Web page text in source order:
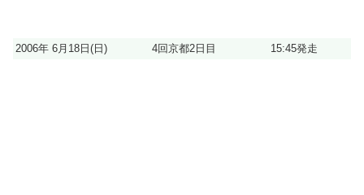
2006年 6月18日(日) 4回京都2日目 15:45発走